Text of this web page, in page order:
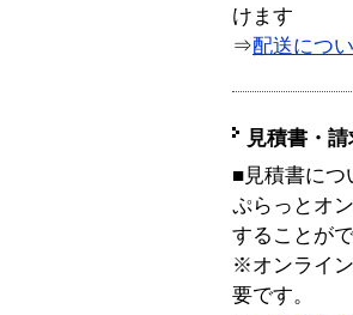
けます
⇒配送につ
見積書・
■見積書につ
ぷらっとオ
することがで
※オンライ
要です。